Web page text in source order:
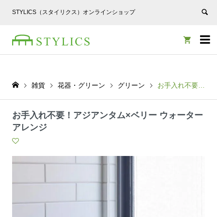
STYLICS（スタイリクス）オンラインショップ


雑貨 花器・グリーン グリーン お手入れ不要！アジアンタム×ベリー ウォーターアレンジ
お手入れ不要！アジアンタム×ベリー ウォーター
アレンジ